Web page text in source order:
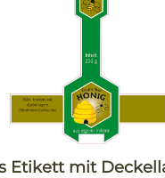
Etikett mit